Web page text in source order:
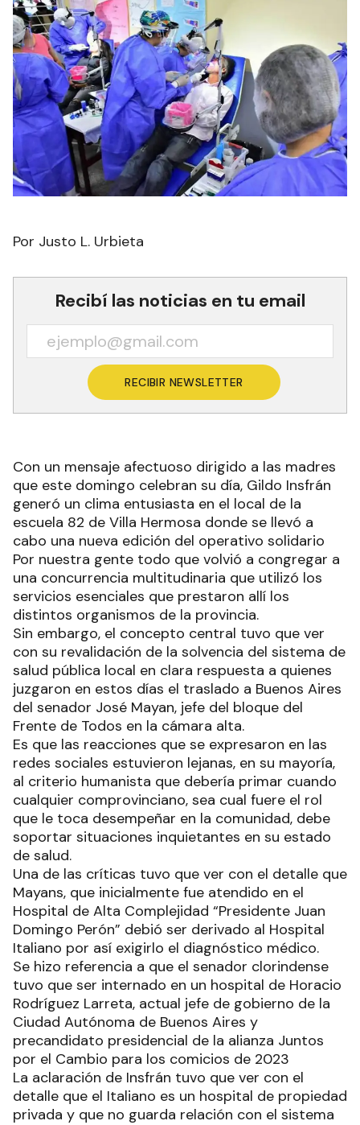
Por Justo L. Urbieta
Recibí las noticias en tu email
RECIBIR NEWSLETTER
Con un mensaje afectuoso dirigido a las madres
que este domingo celebran su día, Gildo Insfrán
generó un clima entusiasta en el local de la
escuela 82 de Villa Hermosa donde se llevó a
cabo una nueva edición del operativo solidario
Por nuestra gente todo que volvió a congregar a
una concurrencia multitudinaria que utilizó los
servicios esenciales que prestaron allí los
distintos organismos de la provincia.
Sin embargo, el concepto central tuvo que ver
con su revalidación de la solvencia del sistema de
salud pública local en clara respuesta a quienes
juzgaron en estos días el traslado a Buenos Aires
del senador José Mayan, jefe del bloque del
Frente de Todos en la cámara alta.
Es que las reacciones que se expresaron en las
redes sociales estuvieron lejanas, en su mayoría,
al criterio humanista que debería primar cuando
cualquier comprovinciano, sea cual fuere el rol
que le toca desempeñar en la comunidad, debe
soportar situaciones inquietantes en su estado
de salud.
Una de las críticas tuvo que ver con el detalle que
Mayans, que inicialmente fue atendido en el
Hospital de Alta Complejidad “Presidente Juan
Domingo Perón” debió ser derivado al Hospital
Italiano por así exigirlo el diagnóstico médico.
Se hizo referencia a que el senador clorindense
tuvo que ser internado en un hospital de Horacio
Rodríguez Larreta, actual jefe de gobierno de la
Ciudad Autónoma de Buenos Aires y
precandidato presidencial de la alianza Juntos
por el Cambio para los comicios de 2023
La aclaración de Insfrán tuvo que ver con el
detalle que el Italiano es un hospital de propiedad
privada y que no guarda relación con el sistema